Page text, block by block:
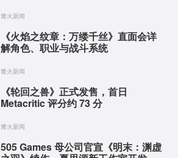
篝火新闻
《火焰之纹章：万缕千丝》直面会详
解角色、职业与战斗系统
篝火新闻
《轮回之兽》正式发售，首日
Metacritic 评分约 73 分
篝火新闻
505 Games 母公司官宣《明末：渊虚